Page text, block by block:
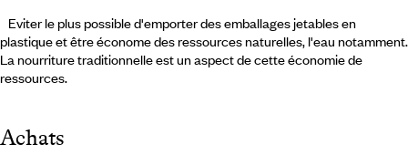
Eviter le plus possible d'emporter des emballages jetables en
plastique et être économe des ressources naturelles, l'eau notamment.
La nourriture traditionnelle est un aspect de cette économie de
ressources.
Achats